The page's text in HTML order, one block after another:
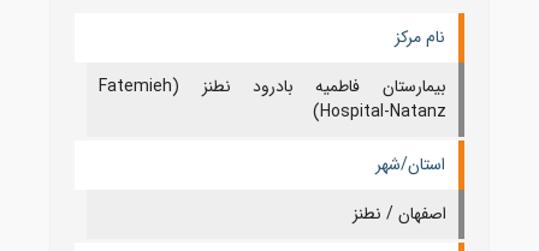
نام مرکز
بیمارستان فاطمیه بادرود نطنز (Fatemieh
Hospital-Natanz)
استان/شهر
اصفهان / نطنز